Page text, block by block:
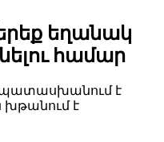
եղանակ
համար
պատասխանում է
խթանում է